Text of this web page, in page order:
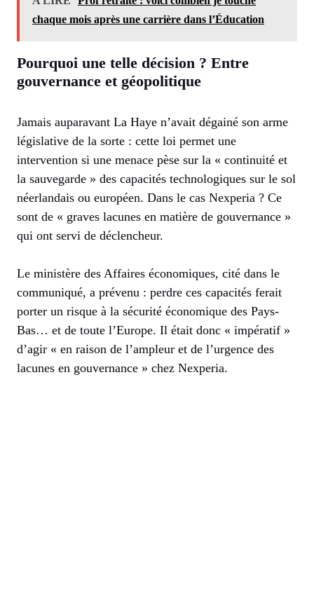
chaque mois après une carrière dans l’Éducation
Pourquoi une telle décision ? Entre
gouvernance et géopolitique
Jamais auparavant La Haye n’avait dégainé son arme
législative de la sorte : cette loi permet une
intervention si une menace pèse sur la « continuité et
la sauvegarde » des capacités technologiques sur le sol
néerlandais ou européen. Dans le cas Nexperia ? Ce
sont de « graves lacunes en matière de gouvernance »
qui ont servi de déclencheur.
Le ministère des Affaires économiques, cité dans le
communiqué, a prévenu : perdre ces capacités ferait
porter un risque à la sécurité économique des Pays-
Bas… et de toute l’Europe. Il était donc « impératif »
d’agir « en raison de l’ampleur et de l’urgence des
lacunes en gouvernance » chez Nexperia.